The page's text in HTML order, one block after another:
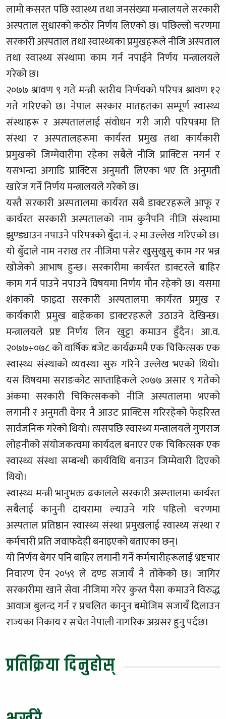
लामो कसरत पछि स्वास्थ्य तथा जनसंख्या मन्त्रालयले सरकारी
अस्पताल सुधारको कठोर निर्णय लिएको छ। पछिल्लो चरणमा
सरकारी अस्पताल तथा स्वास्थ्यका प्रमुखहरूले नीजि अस्पताल
तथा स्वास्थ्य संस्थामा काम गर्न नपाईने निर्णय मन्त्रालयले
गरेको छ।
२०७७ श्रावण ९ गते मन्त्री स्तरीय निर्णयको परिपत्र श्रावण १२
गते गरिएको छ। नेपाल सरकार मातहतका सम्पूर्ण स्वास्थ्य
संस्थाहरू र अस्पताललाई संवोधन गरी जारी परिपत्रमा ति
संस्था र अस्पतालहरूमा कार्यरत प्रमुख तथा कार्यकारी
प्रमुखको जिम्मेवारीमा रहेका सबैले नीजि प्राक्टिस नगर्न र
यसभन्दा अगाडि प्राक्टिस अनुमती लिएका भए ति अनुमती
खारेज गर्ने निर्णय मन्त्रालयले गरेको छ।
यस्तै सरकारी अस्पतालमा कार्यरत सबै डाक्टरहरूले आफू र
कार्यरत सरकारी अस्पतालको नाम कुनैपनि नीजि संस्थामा
झुण्ड्याउन नपाउने परिपत्रको बुँदा नं. २ मा उल्लेख गरिएको छ।
यो बुँदाले नाम नराख तर नीजिमा पसेर खुसुखुसु काम गर भन्न
खोजेको आभाष हुन्छ। सरकारीमा कार्यरत डाक्टरले बाहिर
काम गर्न पाउने नपाउने विषयमा निर्णय मौन रहेको छ। यसमा
शंकाको फाइदा सरकारी अस्पतालमा कार्यरत प्रमुख र
कार्यकारी प्रमुख बाहेकका डाक्टरहरूले उठाउने देखिन्छ।
मन्त्रालयले प्रष्ट निर्णय लिन खुट्टा कमाउन हुँदैन। आ.व.
२०७७÷०७८ को वार्षिक बजेट कार्यक्रममै एक चिकित्सक एक
स्वास्थ्य संस्थाको व्यवस्था सुरु गरिने उल्लेख भएको थियो।
यस विषयमा सराङकोट साप्ताहिकले २०७७ असार ९ गतेको
अंकमा सरकारी चिकित्सकको नीजि अस्पतालमा भएको
लगानी र अनुमती वेगर नै आउट प्राक्टिस गरिरहेको फेहरिस्त
सार्वजनिक गरेको थियो। त्यसपछि स्वास्थ्य मन्त्रालयले गुणराज
लोहनीको संयोजकत्वमा कार्यदल बनाएर एक चिकित्सक एक
स्वास्थ्य संस्था सम्बन्धी कार्यविधि बनाउन जिम्मेवारी दिएको
थियो।
स्वास्थ्य मन्त्री भानुभक्त ढकालले सरकारी अस्प्तालमा कार्यरत
सबैलाई कानुनी दायरामा ल्याउने गरि पहिलो चरणमा
अस्पताल प्रतिष्ठान स्वास्थ्य संस्था प्रमुखलाई स्वास्थ्य संस्था र
कर्मचारी प्रति जवाफदेही बनाइएको बताएका छन्।
यो निर्णय बेगर पनि बाहिर लगानी गर्ने कर्मचारीहरूलाई भ्रष्टचार
निवारण ऐन २०५९ ले दण्ड सजायँ नै तोकेको छ। जागिर
सरकारीमा खाने सेवा नीजिमा गरेर कुस्त पैसा कमाउने विरुद्ध
आवाज बुलन्द गर्न र प्रचलित कानुन बमोजिम सजायँ दिलाउन
राज्यका निकाय र सचेत नेपाली नागरिक अग्रसर हुनु पर्दछ।
प्रतिक्रिया दिनुहोस्